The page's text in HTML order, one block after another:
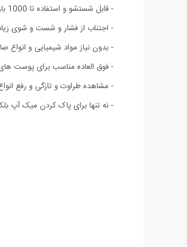
- قابل شستشو و استفاده تا 1000 بار
- اجتناب از فشار و شست و شوی
- بدون نیاز مواد شیمیایی و
- فوق العاده مناسب برای پوست
- مشاهده طراوت و تازگی و رفع
- نه تنها برای پاک کردن میک آپ